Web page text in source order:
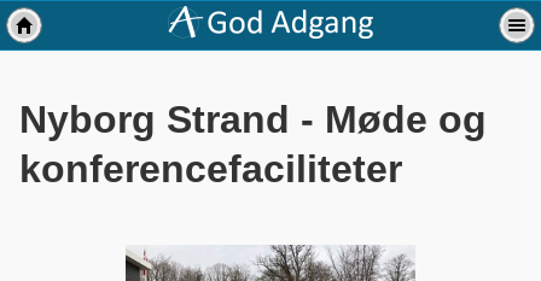
Nyborg Strand - Møde og
konferencefaciliteter